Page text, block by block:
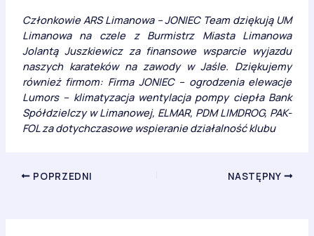
Członkowie ARS Limanowa – JONIEC Team dziękują UM
Limanowa na czele z Burmistrz Miasta Limanowa
Jolantą Juszkiewicz za finansowe wsparcie wyjazdu
naszych karateków na zawody w Jaśle. Dziękujemy
również firmom: Firma JONIEC – ogrodzenia elewacje
Lumors – klimatyzacja wentylacja pompy ciepła Bank
Spółdzielczy w Limanowej, ELMAR, PDM LIMDROG, PAK-
FOL za dotychczasowe wspieranie działalność klubu
POPRZEDNI NASTĘPNY